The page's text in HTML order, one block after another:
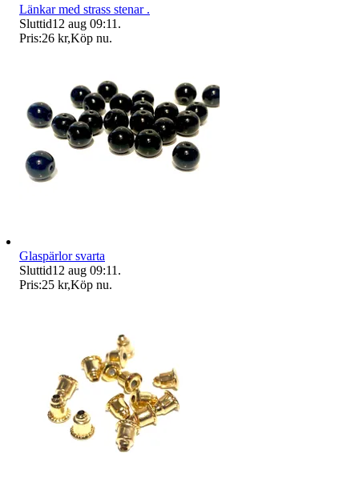
Länkar med strass stenar .
Sluttid12 aug 09:11 .
Pris:26 kr,Köp nu.
Glaspärlor svarta
Sluttid12 aug 09:11 .
Pris:25 kr,Köp nu.